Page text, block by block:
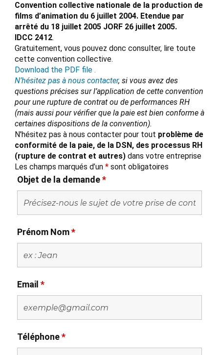
Convention collective nationale de la production de
films d’animation du 6 juillet 2004. Etendue par
arrêté du 18 juillet 2005 JORF 26 juillet 2005.
IDCC 2412.
Gratuitement, vous pouvez donc consulter, lire toute
cette convention collective.
Download the PDF file .
N’hésitez pas à nous contacter, si vous avez des
questions précises sur l’application de cette convention
pour une rupture de contrat ou de performances RH
(mais aussi pour vérifier que la paie est bien conforme à
certaines dispositions de la convention).
N'hésitez pas à nous contacter pour tout problème de
conformité de la paie, de la DSN, des processus RH
(rupture de contrat et autres) dans votre entreprise
Les champs marqués d’un * sont obligatoires
Objet de la demande*
Prénom Nom*
Email *
Téléphone*